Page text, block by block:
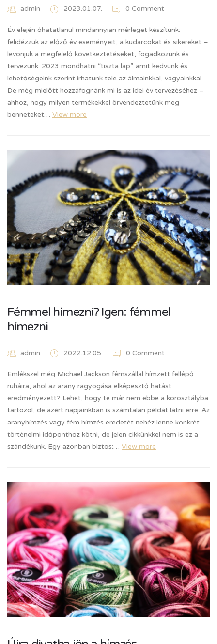
admin 2023.01.07. 0 Comment
Év elején óhatatlanul mindannyian mérleget készítünk:
felidézzük az előző év eseményeit, a kudarcokat és sikereket –
levonjuk a megfelelő következtetéseket, fogadkozunk és
tervezünk. 2023 mondhatni “tiszta lap”. amit kedvünk és
lehetőségeink szerint írhatunk tele az álmainkkal, vágyainkkal.
De még mielőtt hozzáfognánk mi is az idei év tervezéséhez –
ahhoz, hogy milyen termékekkel örvendeztetünk meg
benneteket… View more
Fémmel hímezni? Igen: fémmel
hímezni
admin 2022.12.05. 0 Comment
Emlékszel még Michael Jackson fémszállal hímzett fellépő
ruháira, ahol az arany ragyogása elképesztő hatást
eredményezett? Lehet, hogy te már nem ebbe a korosztályba
tartozol, de azért napjainkban is számtalan példát látni erre. Az
aranyhímzés vagy fém hímzés eredetét nehéz lenne konkrét
történelmi időponthoz kötni, de jelen cikkünkkel nem is ez a
szándékunk. Egy azonban biztos:… View more